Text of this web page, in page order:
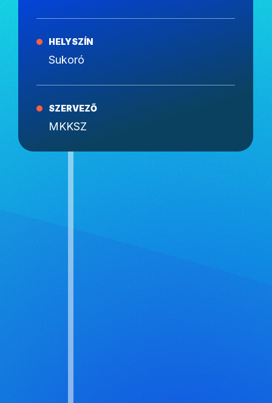
HELYSZÍN
Sukoró
SZERVEZŐ
MKKSZ